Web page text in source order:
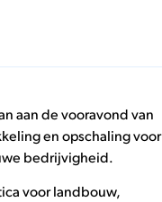
aan de vooravond van
en opschaling voor
bedrijvigheid.
voor landbouw,